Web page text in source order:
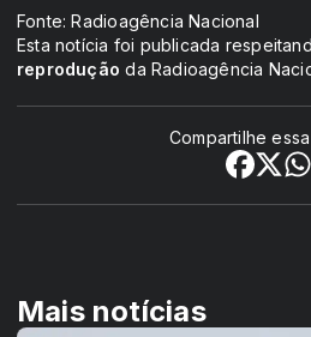
Fonte: Radioagência Nacional
Esta notícia foi publicada
reprodução da Radioagência
Compartilhe
Mais notícias